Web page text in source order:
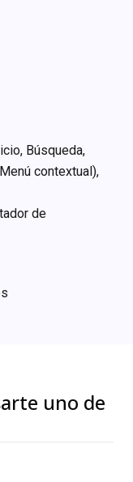
Búsqueda,
contextual),
de
uno de